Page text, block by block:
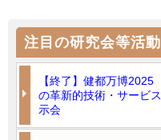
注目の研究会等活動
【終了】健都万博
の革新的技術・サービ
示会